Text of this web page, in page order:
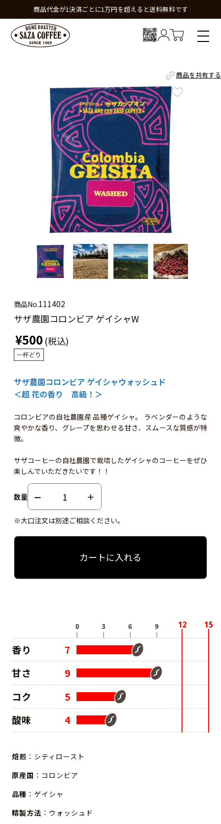
商品代金が1決済ごとに1万円を超えると送料無料です
商品を共有する
商品No.111402
サザ農園コロンビア ゲイシャW
¥500 (税込)
サザ農園コロンビア ゲイシャウォッシュド
＜超 花の香り 高級！＞
コロンビアの自社農園産 品種ゲイシャ。 ラベンダーのような
爽やかな香り、グレープを思わせる甘さ、スムースな質感が特
徴。
サザコーヒーの自社農園で栽培したゲイシャのコーヒーをぜひ
楽しんでいただきたいです！！
数量
※大口注文は別途ご相談ください。
カートに入れる
香り
7
甘さ
9
コク
5
酸味
4
焙煎 ：シティロースト
原産国 ：コロンビア
品種 ：ゲイシャ
精製方法 ：ウォッシュド